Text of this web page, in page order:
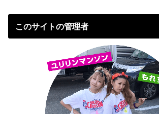
このサイトの管理者